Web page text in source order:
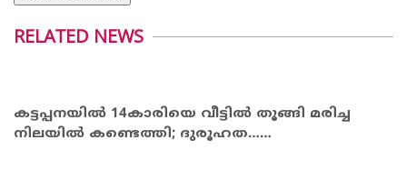
RELATED NEWS
കട്ടപ്പനയിൽ 14കാരിയെ വീട്ടിൽ തൂങ്ങി മരിച്ച
നിലയിൽ കണ്ടെത്തി; ദുരൂഹത……